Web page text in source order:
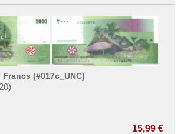
(#017c_UNC)
15,99 €